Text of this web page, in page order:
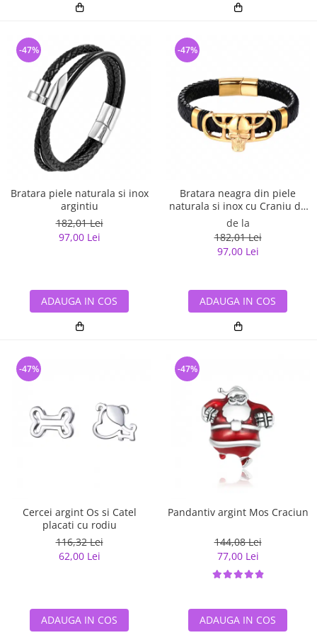
Bratara piele naturala si inox
argintiu
182,01 Lei
97,00 Lei
-47%
ADAUGA IN COS
Bratara neagra din piele
naturala si inox cu Craniu de
Viking
de la
182,01 Lei
97,00 Lei
-47%
ADAUGA IN COS
Cercei argint Os si Catel
placati cu rodiu
116,32 Lei
62,00 Lei
-47%
ADAUGA IN COS
Pandantiv argint Mos Craciun
144,08 Lei
77,00 Lei
-47%
ADAUGA IN COS